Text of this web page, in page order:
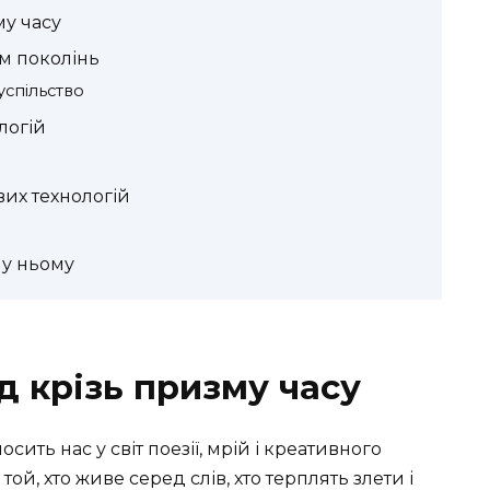
часу
поколінь
технологій
у ньому
крізь призму часу
нас у світ поезії, мрій і креативного
хто живе серед слів, хто терплять злети і